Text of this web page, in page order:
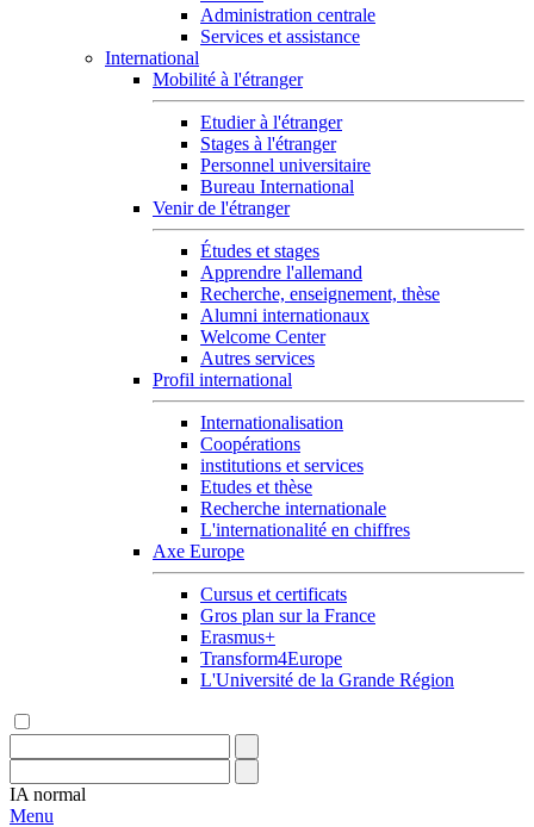
Administration centrale
Services et assistance
International
Mobilité à l'étranger
Etudier à l'étranger
Stages à l'étranger
Personnel universitaire
Bureau International
Venir de l'étranger
Études et stages
Apprendre l'allemand
Recherche, enseignement, thèse
Alumni internationaux
Welcome Center
Autres services
Profil international
Internationalisation
Coopérations
institutions et services
Etudes et thèse
Recherche internationale
L'internationalité en chiffres
Axe Europe
Cursus et certificats
Gros plan sur la France
Erasmus+
Transform4Europe
L'Université de la Grande Région
IA normal
Menu